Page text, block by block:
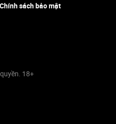
Chính sách bảo mật
18+